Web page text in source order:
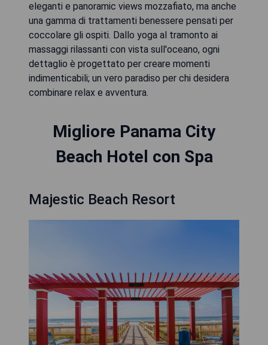
eleganti e panoramic views mozzafiato, ma anche
una gamma di trattamenti benessere pensati per
coccolare gli ospiti. Dallo yoga al tramonto ai
massaggi rilassanti con vista sull'oceano, ogni
dettaglio è progettato per creare momenti
indimenticabili; un vero paradiso per chi desidera
combinare relax e avventura.
Migliore Panama City
Beach Hotel con Spa
Majestic Beach Resort